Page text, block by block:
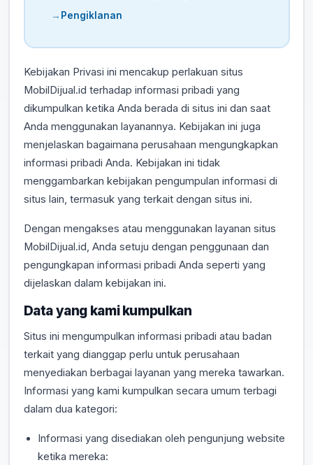
Pengiklanan
Kebijakan Privasi ini mencakup perlakuan situs
MobilDijual.id terhadap informasi pribadi yang
dikumpulkan ketika Anda berada di situs ini dan saat
Anda menggunakan layanannya. Kebijakan ini juga
menjelaskan bagaimana perusahaan mengungkapkan
informasi pribadi Anda. Kebijakan ini tidak
menggambarkan kebijakan pengumpulan informasi di
situs lain, termasuk yang terkait dengan situs ini.
Dengan mengakses atau menggunakan layanan situs
MobilDijual.id, Anda setuju dengan penggunaan dan
pengungkapan informasi pribadi Anda seperti yang
dijelaskan dalam kebijakan ini.
Data yang kami kumpulkan
Situs ini mengumpulkan informasi pribadi atau badan
terkait yang dianggap perlu untuk perusahaan
menyediakan berbagai layanan yang mereka tawarkan.
Informasi yang kami kumpulkan secara umum terbagi
dalam dua kategori:
Informasi yang disediakan oleh pengunjung website
ketika mereka: